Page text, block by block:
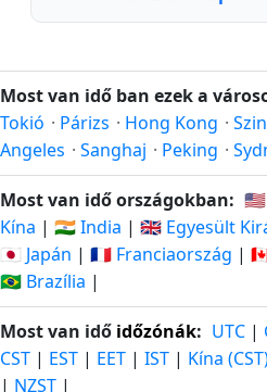
Most van idő ban ezek a
Tokió · Párizs · Hong Kong ·
Angeles · Sanghaj · Peking ·
Most van idő országokban:
Kína | 🇮🇳 India | 🇬🇧 Egyesült
🇯🇵 Japán | 🇫🇷 Franciaország |
🇧🇷 Brazília |
Most van idő időzónák: UTC |
CST | EST | EET | IST | Kína
| NZST |